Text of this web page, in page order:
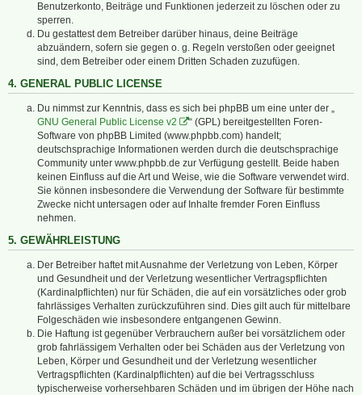
Benutzerkonto, Beiträge und Funktionen jederzeit zu löschen oder zu
sperren.
Du gestattest dem Betreiber darüber hinaus, deine Beiträge
abzuändern, sofern sie gegen o. g. Regeln verstoßen oder geeignet
sind, dem Betreiber oder einem Dritten Schaden zuzufügen.
4. GENERAL PUBLIC LICENSE
Du nimmst zur Kenntnis, dass es sich bei phpBB um eine unter der „
GNU General Public License v2
“ (GPL) bereitgestellten Foren-
Software von phpBB Limited (www.phpbb.com) handelt;
deutschsprachige Informationen werden durch die deutschsprachige
Community unter www.phpbb.de zur Verfügung gestellt. Beide haben
keinen Einfluss auf die Art und Weise, wie die Software verwendet wird.
Sie können insbesondere die Verwendung der Software für bestimmte
Zwecke nicht untersagen oder auf Inhalte fremder Foren Einfluss
nehmen.
5. GEWÄHRLEISTUNG
Der Betreiber haftet mit Ausnahme der Verletzung von Leben, Körper
und Gesundheit und der Verletzung wesentlicher Vertragspflichten
(Kardinalpflichten) nur für Schäden, die auf ein vorsätzliches oder grob
fahrlässiges Verhalten zurückzuführen sind. Dies gilt auch für mittelbare
Folgeschäden wie insbesondere entgangenen Gewinn.
Die Haftung ist gegenüber Verbrauchern außer bei vorsätzlichem oder
grob fahrlässigem Verhalten oder bei Schäden aus der Verletzung von
Leben, Körper und Gesundheit und der Verletzung wesentlicher
Vertragspflichten (Kardinalpflichten) auf die bei Vertragsschluss
typischerweise vorhersehbaren Schäden und im übrigen der Höhe nach